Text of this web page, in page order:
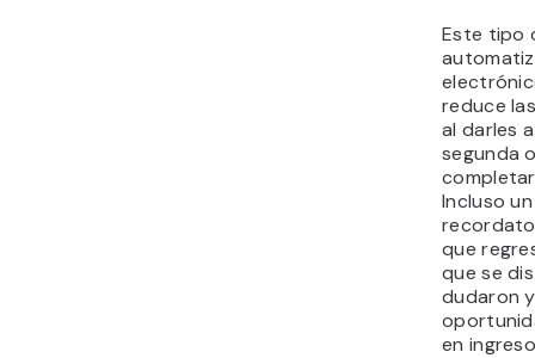
Este tipo
reduce
al darles
segunda
Incluso
que
que se
dudaron
en